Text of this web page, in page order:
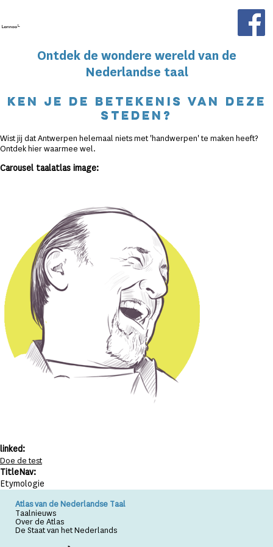
Ontdek de wondere wereld van de
Nederlandse taal
Ken je de betekenis van deze
steden?
Wist jij dat Antwerpen helemaal niets met 'handwerpen' te maken heeft?
Ontdek hier waarmee wel.
Carousel taalatlas image:
linked:
Doe de test
TitleNav:
Etymologie
Atlas van de Nederlandse Taal
Taalnieuws
Over de Atlas
De Staat van het Nederlands